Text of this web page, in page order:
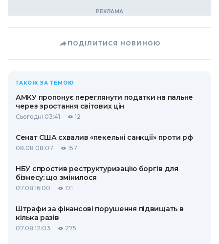
ПОДІЛИТИСЯ НОВИНОЮ
ТАКОЖ ЗА ТЕМОЮ
АМКУ пропонує переглянути податки на пальне
через зростання світових цін
Сьогодні 03:41 12
Сенат США схвалив «пекельні санкції» проти рф
08.08 08:07 157
НБУ спростив реструктуризацію боргів для
бізнесу: що змінилося
07.08 16:00 171
Штрафи за фінансові порушення підвищать в
кілька разів
07.08 12:03 275